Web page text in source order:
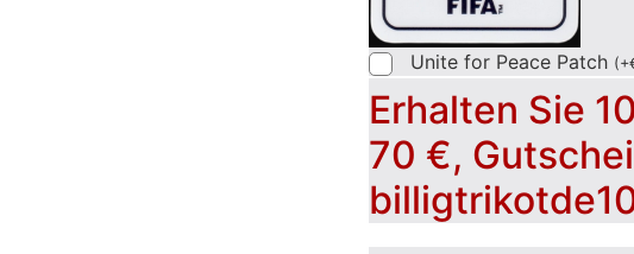
Unite for Peace Patch (+
Erhalten Sie
70 €,